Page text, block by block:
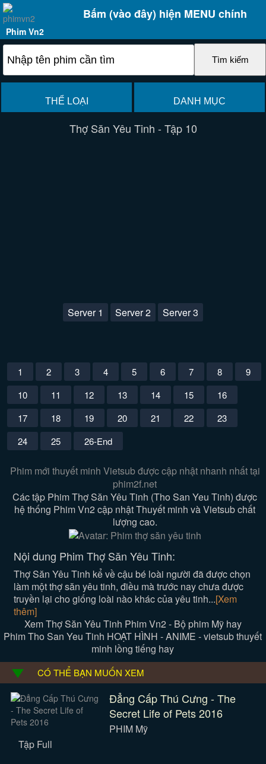
Bấm (vào đây) hiện MENU chính
Phim Vn2
THỂ LOẠI DANH MỤC
Thợ Săn Yêu Tinh - Tập 10
Server 1 Server 2 Server 3
1 2 3 4 5 6 7 8
9
10
11 12 13 14 15
16
17
18 19 20 21 22
23
24
25 26-End
Phim mới thuyết minh Vietsub được cập nhật nhanh nhất tại
phim2f.net
Các tập Phim Thợ Săn Yêu Tinh (Tho San Yeu Tinh) được
hệ thống Phim Vn2 cập nhật Thuyết minh và Vietsub chất
lượng cao.
Nội dung Phim Thợ Săn Yêu Tinh:
Thợ Săn Yêu Tinh kể về cậu bé loài người đã được chọn
làm một thợ săn yêu tinh, điều mà trước nay chưa được
truyền lại cho giống loài nào khác của yêu tinh...[Xem
thêm]
Xem Thợ Săn Yêu Tinh Phim Vn2 - Bộ phim Mỹ hay
Phim Tho San Yeu Tinh HOẠT HÌNH - ANIME - vietsub thuyết
minh lồng tiếng hay
CÓ THỂ BẠN MUỐN XEM
Đẳng Cấp Thú Cưng - The
Secret Life of Pets 2016
PHIM Mỹ
Tập Full